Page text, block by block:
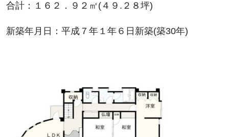
合計：１６２．９２㎡(４９.２８坪)
新築年月日：平成７年１年６日新築(築30年)